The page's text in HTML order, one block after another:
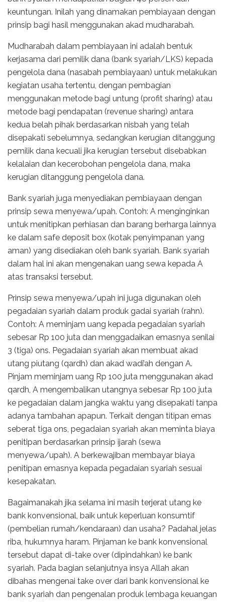
keuntungan. Inilah yang dinamakan pembiayaan dengan
prinsip bagi hasil menggunakan akad mudharabah.
Mudharabah dalam pembiayaan ini adalah bentuk
kerjasama dari pemilik dana (bank syariah/LKS) kepada
pengelola dana (nasabah pembiayaan) untuk melakukan
kegiatan usaha tertentu, dengan pembagian
menggunakan metode bagi untung (profit sharing) atau
metode bagi pendapatan (revenue sharing) antara
kedua belah pihak berdasarkan nisbah yang telah
disepakati sebelumnya, sedangkan kerugian ditanggung
pemilik dana kecuali jika kerugian tersebut disebabkan
kelalaian dan kecerobohan pengelola dana, maka
kerugian ditanggung pengelola dana.
Bank syariah juga menyediakan pembiayaan dengan
prinsip sewa menyewa/upah. Contoh: A menginginkan
untuk menitipkan perhiasan dan barang berharga lainnya
ke dalam safe deposit box (kotak penyimpanan yang
aman) yang disediakan oleh bank syariah. Bank syariah
dalam hal ini akan mengenakan uang sewa kepada A
atas transaksi tersebut.
Prinsip sewa menyewa/upah ini juga digunakan oleh
pegadaian syariah dalam produk gadai syariah (rahn).
Contoh: A meminjam uang kepada pegadaian syariah
sebesar Rp 100 juta dan menggadaikan emasnya senilai
3 (tiga) ons. Pegadaian syariah akan membuat akad
utang piutang (qardh) dan akad wadi’ah dengan A.
Pinjam meminjam uang Rp 100 juta menggunakan akad
qardh, A mengembalikan utangnya sebesar Rp 100 juta
ke pegadaian dalam jangka waktu yang disepakati tanpa
adanya tambahan apapun. Terkait dengan titipan emas
seberat tiga ons, pegadaian syariah akan meminta biaya
penitipan berdasarkan prinsip ijarah (sewa
menyewa/upah). A berkewajiban membayar biaya
penitipan emasnya kepada pegadaian syariah sesuai
kesepakatan.
Bagaimanakah jika selama ini masih terjerat utang ke
bank konvensional, baik untuk keperluan konsumtif
(pembelian rumah/kendaraan) dan usaha? Padahal jelas
riba, hukumnya haram. Pinjaman ke bank konvensional
tersebut dapat di-take over (dipindahkan) ke bank
syariah. Pada bagian selanjutnya insya Allah akan
dibahas mengenai take over dari bank konvensional ke
bank syariah dan pengenalan produk lembaga keuangan